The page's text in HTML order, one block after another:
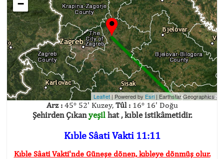
−
Leaflet | Powered by Esri | Earthstar Geographics
Arz :45° 52' Kuzey, Tûl :16° 16' Doğu
Şehirden Çıkanyeşilhat , kıble istikâmetidir.
Kıble Sâati Vakti 11:11
Kıble Sâati Vakti'nde Güneşe dönen, kıbleye dönmüş olur.